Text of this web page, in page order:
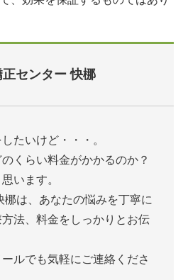
センター 快梛
たいけど・・・。
くらい料金がかかるのか？
います。
梛は、あなたの悩みを丁寧に
法、料金をしっかりとお伝
ルでも気軽にご連絡くださ